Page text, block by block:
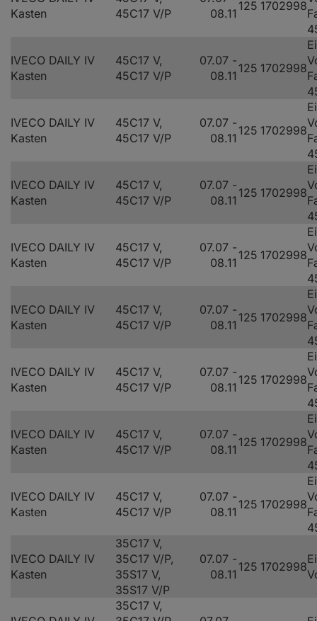
Kasten
45C17 V/P
08.11
125 1702998
IVECO DAILY IV
Kasten
45C17 V,
45C17 V/P
07.07 -
08.11
125 1702998
IVECO DAILY IV
Kasten
45C17 V,
45C17 V/P
07.07 -
08.11
125 1702998
IVECO DAILY IV
Kasten
45C17 V,
45C17 V/P
07.07 -
08.11
125 1702998
IVECO DAILY IV
Kasten
45C17 V,
45C17 V/P
07.07 -
08.11
125 1702998
IVECO DAILY IV
Kasten
45C17 V,
45C17 V/P
07.07 -
08.11
125 1702998
IVECO DAILY IV
Kasten
45C17 V,
45C17 V/P
07.07 -
08.11
125 1702998
IVECO DAILY IV
Kasten
45C17 V,
45C17 V/P
07.07 -
08.11
125 1702998
IVECO DAILY IV
Kasten
45C17 V,
45C17 V/P
07.07 -
08.11
125 1702998
IVECO DAILY IV
Kasten
35C17 V,
35C17 V/P,
35S17 V,
35S17 V/P
07.07 -
08.11
125 1702998
35C17 V,